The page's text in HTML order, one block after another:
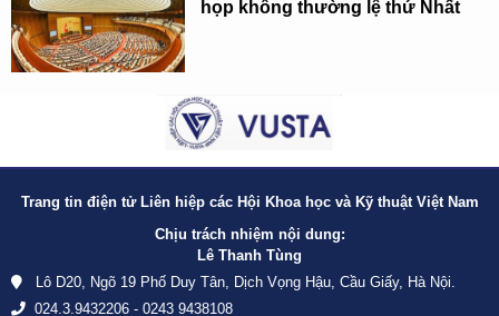
họp không thường lệ thứ Nhất
Trang tin điện tử Liên hiệp các Hội Khoa học và Kỹ thuật Việt Nam
Chịu trách nhiệm nội dung:
Lê Thanh Tùng
Lô D20, Ngõ 19 Phố Duy Tân, Dịch Vọng Hậu, Cầu Giấy, Hà Nội.
024.3.9432206 - 0243 9438108